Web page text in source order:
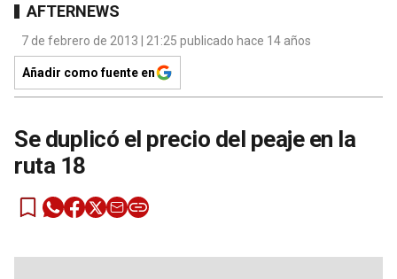
AFTERNEWS
7 de febrero de 2013 | 21:25 publicado hace 14 años
Añadir como fuente en
Se duplicó el precio del peaje en la
ruta 18